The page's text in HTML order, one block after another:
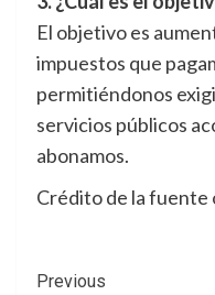
El objetivo es
impuestos que
permitiéndonos
servicios públicos
abonamos.
Crédito de la
Post
Previous